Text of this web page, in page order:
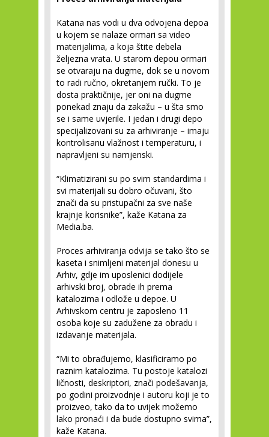
Katana nas vodi u dva odvojena depoa
u kojem se nalaze ormari sa video
materijalima, a koja štite debela
željezna vrata. U starom depou ormari
se otvaraju na dugme, dok se u novom
to radi ručno, okretanjem ručki. To je
dosta praktičnije, jer oni na dugme
ponekad znaju da zakažu – u šta smo
se i same uvjerile. I jedan i drugi depo
specijalizovani su za arhiviranje – imaju
kontrolisanu vlažnost i temperaturu, i
napravljeni su namjenski.
“Klimatizirani su po svim standardima i
svi materijali su dobro očuvani, što
znači da su pristupačni za sve naše
krajnje korisnike”, kaže Katana za
Media.ba.
Proces arhiviranja odvija se tako što se
kaseta i snimljeni materijal donesu u
Arhiv, gdje im uposlenici dodijele
arhivski broj, obrade ih prema
katalozima i odlože u depoe. U
Arhivskom centru je zaposleno 11
osoba koje su zadužene za obradu i
izdavanje materijala.
“Mi to obrađujemo, klasificiramo po
raznim katalozima. Tu postoje katalozi
ličnosti, deskriptori, znači podešavanja,
po godini proizvodnje i autoru koji je to
proizveo, tako da to uvijek možemo
lako pronaći i da bude dostupno svima”,
kaže Katana.